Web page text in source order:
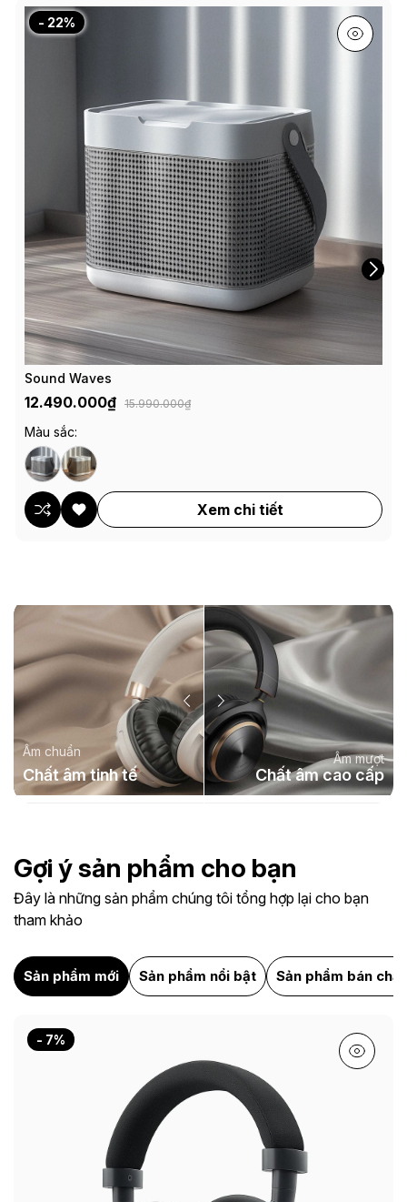
- 22%
Sound Waves
12.490.000₫ 15.990.000₫
Màu sắc:
Xem chi tiết
Âm chuẩn
Chất âm tinh tế
Âm mượt
Chất âm cao cấp
Gợi ý sản phẩm cho bạn
Đây là những sản phẩm chúng tôi tổng hợp lại cho bạn
tham khảo
Sản phẩm mới Sản phẩm nổi bật Sản phẩm bán
- 7%